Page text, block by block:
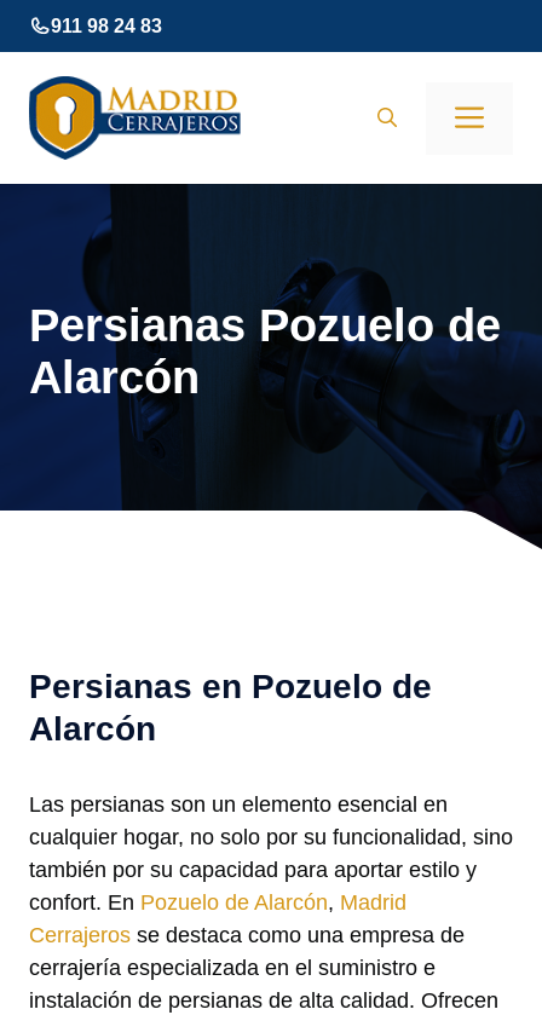
Saltar
al
contenido
911 98 24 83
Persianas Pozuelo de
Alarcón
Persianas en Pozuelo de
Alarcón
Las persianas son un elemento esencial en
cualquier hogar, no solo por su funcionalidad, sino
también por su capacidad para aportar estilo y
confort. En Pozuelo de Alarcón, Madrid
Cerrajeros se destaca como una empresa de
cerrajería especializada en el suministro e
instalación de persianas de alta calidad. Ofrecen